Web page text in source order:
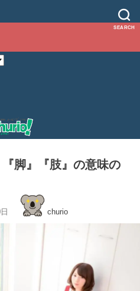
SEARCH
脚』『肢』の意味の
churio